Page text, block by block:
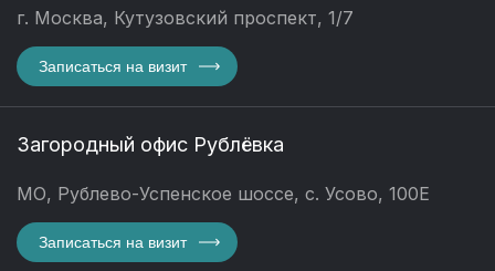
г. Москва, Кутузовский проспект, 1/7
Записаться на визит
Загородный офис Рублёвка
МО, Рублево-Успенское шоссе, с. Усово, 100Е
Записаться на визит